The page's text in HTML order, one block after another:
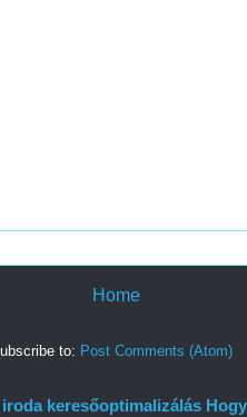
Home
to: Post Comments (Atom)
keresőoptimalizálás